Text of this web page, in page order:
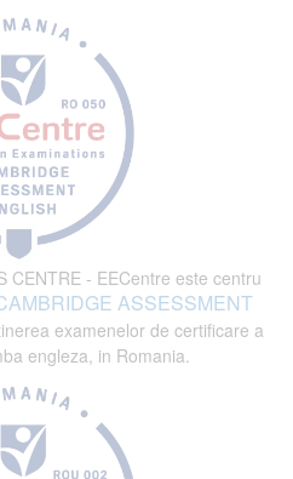
CENTRE - EECentre este centru
ASSESSMENT
examenelor de certificare a
engleza, in Romania.